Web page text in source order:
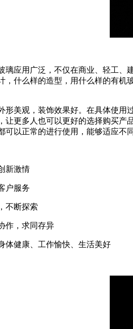
璃应用广泛，不仅在商业、轻工
，什么样的造型，用什么样的有
形美观，装饰效果好。在具体使用
让更多人也可以更好的选择购买产
可以正常的进行使用，能够适应不
新激情
户服务
不断探索
作，求同存异
体健康、工作愉快、生活美好